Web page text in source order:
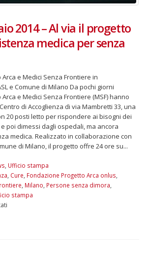
2014 – Al via il progetto
medica per senza
e Medici Senza Frontiere in
e Comune di Milano Da pochi giorni
e Medici Senza Frontiere (MSF) hanno
di Accoglienza di via Mambretti 33, una
20 posti letto per rispondere ai bisogni dei
poi dimessi dagli ospedali, ma ancora
medica. Realizzato in collaborazione con
di Milano, il progetto offre 24 ore su...
Ufficio stampa
Cure Fondazione Progetto Arca onlus
Milano Persone senza dimora
stampa